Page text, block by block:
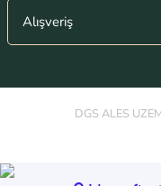
Alışveriş
DGS ALES